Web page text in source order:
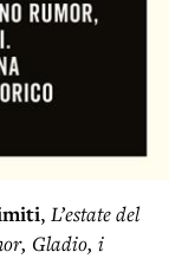
, L’estate del
Gladio, i